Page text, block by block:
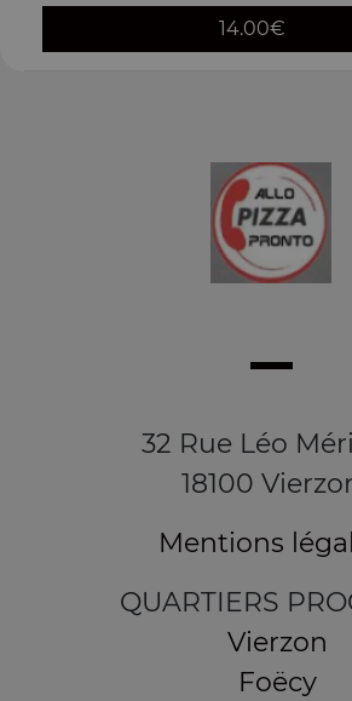
14.00€
32 Rue Léo
18100
Mentions
QUARTIERS
Vierzon
Foëcy